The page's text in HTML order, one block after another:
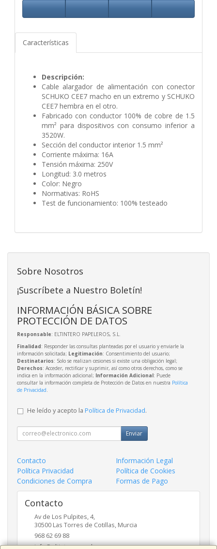
Características
Descripción:
Cable alargador de alimentación con conector
SCHUKO CEE7 macho en un extremo y SCHUKO
CEE7 hembra en el otro.
Fabricado con conductor 100% de cobre de 1.5
mm² para dispositivos con consumo inferior a
3520W.
Sección del conductor interior 1.5 mm²
Corriente máxima: 16A
Tensión máxima: 250V
Longitud: 3.0 metros
Color: Negro
Normativas: RoHS
Test de funcionamiento: 100% testeado
Sobre Nosotros
¡Suscríbete a Nuestro Boletín!
INFORMACIÓN BÁSICA SOBRE
PROTECCIÓN DE DATOS
Responsable: ELTINTERO PAPELEROS, S.L.
Finalidad: Responder las consultas planteadas por el usuario y enviarle la
información solicitada; Legitimación: Consentimiento del usuario;
Destinatarios: Solo se realizan cesiones si existe una obligación legal;
Derechos: Acceder, rectificar y suprimir, así como otros derechos, como se
indica en la información adicional; Información Adicional: Puede
consultar la información completa de Protección de Datos en nuestra Política
de Privacidad
He leído y acepto la Política de Privacidad.
Enviar
Contacto
Información Legal
Política Privacidad
Política de Cookies
Condiciones de Compra
Formas de Pago
Contacto
Av de Los Pulpites, 4,
30500 Las Torres de Cotillas, Murcia
968 62 69 88
info@eltinteropapeleros.com